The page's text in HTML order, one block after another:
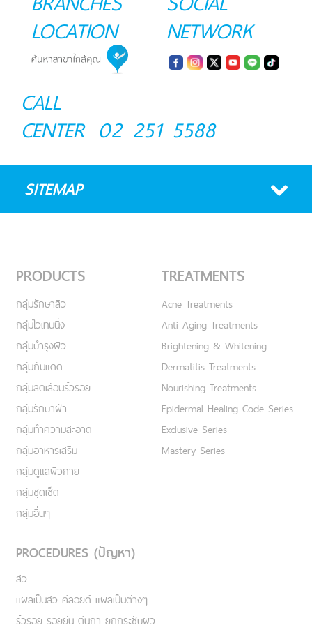
LOCATION
NETWORK
CALL
CENTER 02 251 5588
SITEMAP
PRODUCTS
กลุ่มรักษาสิว
กลุ่มไวเทนนิ่ง
กลุ่มบำรุงผิว
กลุ่มกันแดด
กลุ่มลดเลือนริ้วรอย
กลุ่มรักษาฝ้า
กลุ่มทำความสะอาด
กลุ่มอาหารเสริม
กลุ่มดูแลผิวกาย
กลุ่มชุดเซ็ต
กลุ่มอื่นๆ
TREATMENTS
Acne Treatments
Anti Aging Treatments
Brightening & Whitening
Dermatitis Treatments
Nourishing Treatments
Epidermal Healing Code Series
Exclusive Series
Mastery Series
PROCEDURES (ปัญหา)
สิว
แผลเป็นสิว คีลอยด์ แผลเป็นต่างๆ
ริ้วรอย รอยย่น ตีนกา ยกกระชับผิว